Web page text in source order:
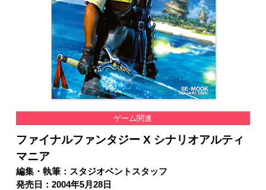
ゲーム関連
ファイナルファンタジー X シナリオアルティ
マニア
編集・執筆：スタジオベントスタッフ
発売日：2004年5月28日